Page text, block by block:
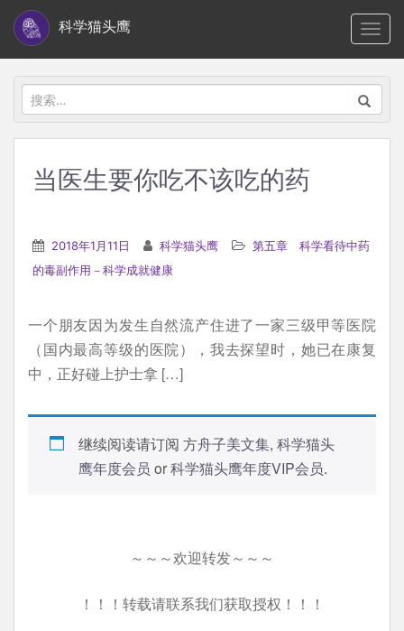
i
科学猫头鹰
搜
索：
当医生要你吃不该吃的药
2018年1月11日 科学猫头鹰
第五章 科学看待中药
的毒副作用－科学成就健康
一个朋友因为发生自然流产住进了一家三级甲等医院
（国内最高等级的医院），我去探望时，她已在康复
中，正好碰上护士拿 […]
继续阅读请订阅 方舟子美文集, 科学猫头
鹰年度会员 or科学猫头鹰年度VIP会员.
～～～欢迎转发～～～
！！！转载请联系我们获取授权！！！